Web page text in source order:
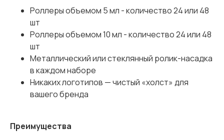
Роллеры объемом 5 мл - количество 24 или 48
шт
Роллеры объемом 10 мл - количество 24 или 48
шт
Металлический или стеклянный ролик-насадка
в каждом наборе
Никаких логотипов — чистый «холст» для
вашего бренда
Преимущества